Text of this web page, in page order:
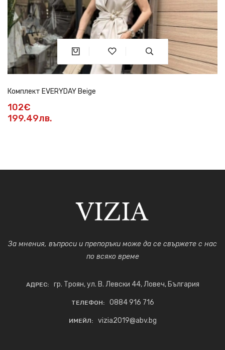
Комплект EVERYDAY Beige
102€
199.49лв.
За мнения, въпроси и препоръки може да се свържете с нас
по всяко време
АДРЕС: гр. Троян, ул. В. Левски 44, Ловеч, България
ТЕЛЕФОН: 0884 916 716
ИМЕЙЛ: vizia2019@abv.bg